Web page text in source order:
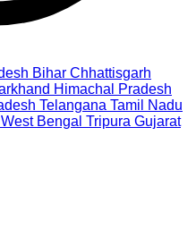
Bihar Chhattisgarh
Himachal Pradesh
Telangana Tamil Nadu
West Bengal Tripura Gujarat